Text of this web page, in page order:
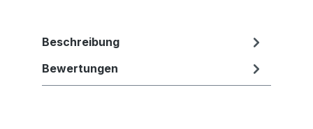
Beschreibung
Bewertungen